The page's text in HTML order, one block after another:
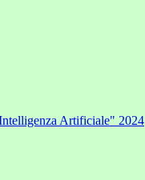
Artificiale" 2024